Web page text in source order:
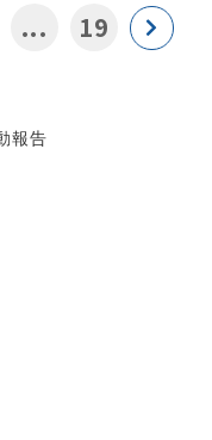
... 19